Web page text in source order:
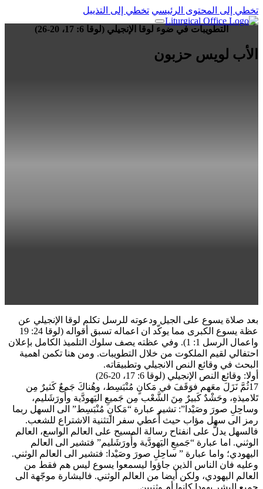
تخطي إلى المحتوى الرئيسي تخطي إلى التذييل
التطويبات في ضوء لوقا الإنجيلي (لوقا 6: 17، 20-26)
الأب لويس حزبون
بعد صلاة يسوع على الجيل ودعوته للرسل تكلم لوقا الإنجيلي عن
عظة يسوع الكبرى مما يوكّد ان اعماله تسبق أقواله (لوقا 24: 19
واعمال الرسل 1: 1). وفي عظته يصف سلوك التلميذ الكامل بإعلان
احتفالي لقيم الملكوت من خلال التطويبات. ومن هنا تكمن اهمية
البحث في وقائع النص الانجيلي وتطبيقاته.
أولا: وقائع النص الإنجيلي (لوقا 6: 17، 20-26)
17ثُمَّ نَزَلَ معَهم فوَقَفَ في مَكانٍ مُنْبَسِط، وهُناكَ جَمعٌ كَثيرٌ مِن
تَلاميذهِ، وحَشْدٌ كَبيرٌ مِنَ الشَّعْب مِن جَميعِ اليَهودَّية وأُورَشَليم،
وساحِلِ صورَ وصَيْدا”: تشير عبارة “مَكانٍ مُنْبَسِط” الى السهل ربما
رمز الى سهل مؤاب حيث أُعطي سفر التثنية الاشتراع للشعب.
فالسهل يدلُّ على انفتاح رسالة المسيح على العالم الواسع، العالم
الوثني. اما عبارة “جَميعِ اليَهودَّية وأُورَشَليم” فتشير الى العالم
اليهودي؛ واما عبارة ” ساحِلِ صورَ وصَيْدا: فتشير الى العالم الوثني.
وعليه فان الناس الذين جاؤوا ليسمعوا يسوع ليس هم فقط من
العالم اليهودي، ولكن أيضا من العالم الوثني. فالبشارة موجّهة الى